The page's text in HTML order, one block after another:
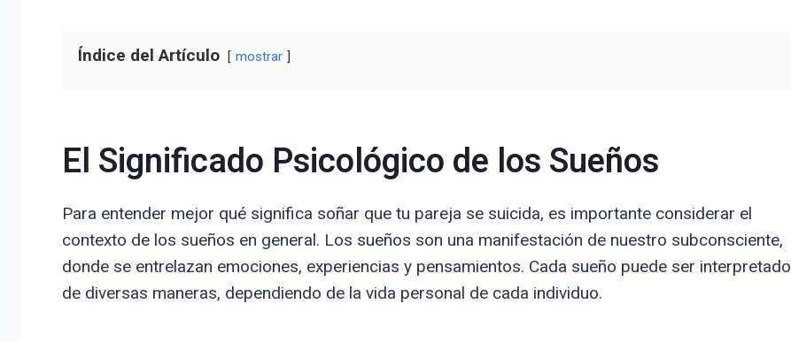
Índice del Artículo mostrar
El Significado Psicológico de los Sueños
Para entender mejor qué significa soñar que tu pareja se suicida, es importante considerar el
contexto de los sueños en general. Los sueños son una manifestación de nuestro subconsciente,
donde se entrelazan emociones, experiencias y pensamientos. Cada sueño puede ser interpretado
de diversas maneras, dependiendo de la vida personal de cada individuo.